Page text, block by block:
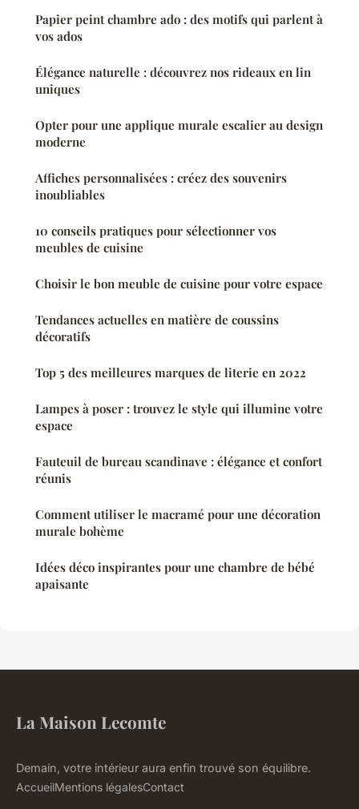
Papier peint chambre ado : des motifs qui parlent à
vos ados
Élégance naturelle : découvrez nos rideaux en lin
uniques
Opter pour une applique murale escalier au design
moderne
Affiches personnalisées : créez des souvenirs
inoubliables
10 conseils pratiques pour sélectionner vos
meubles de cuisine
Choisir le bon meuble de cuisine pour votre espace
Tendances actuelles en matière de coussins
décoratifs
Top 5 des meilleures marques de literie en 2022
Lampes à poser : trouvez le style qui illumine votre
espace
Fauteuil de bureau scandinave : élégance et confort
réunis
Comment utiliser le macramé pour une décoration
murale bohème
Idées déco inspirantes pour une chambre de bébé
apaisante
La Maison Lecomte
Demain, votre intérieur aura enfin trouvé son équilibre.
AccueilMentions légalesContact